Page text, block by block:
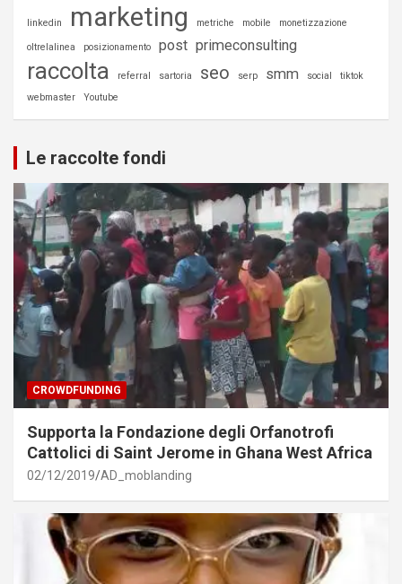
linkedin marketing metriche mobile monetizzazione
oltrelalinea posizionamento post primeconsulting
raccolta referral sartoria seo serp smm social
tiktok
webmaster
Youtube
Le raccolte fondi
CROWDFUNDING
Supporta la Fondazione degli Orfanotrofi
Cattolici di Saint Jerome in Ghana West Africa
02/12/2019 AD_moblanding